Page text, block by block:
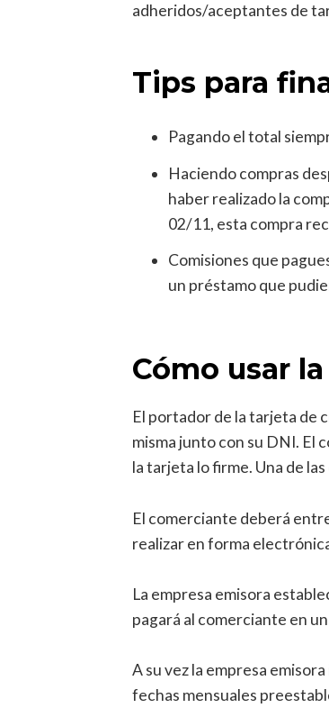
adheridos/aceptantes de
Tips para
Pagando el total
Haciendo compras
haber realizado la
02/11, esta compra
Comisiones que
un préstamo que
Cómo usar
El portador de la tarjeta de
misma junto con su DNI. El
la tarjeta lo firme. Una de
El comerciante deberá
realizar en forma
La empresa emisora
pagará al comerciante en
A su vez la empresa
fechas mensuales